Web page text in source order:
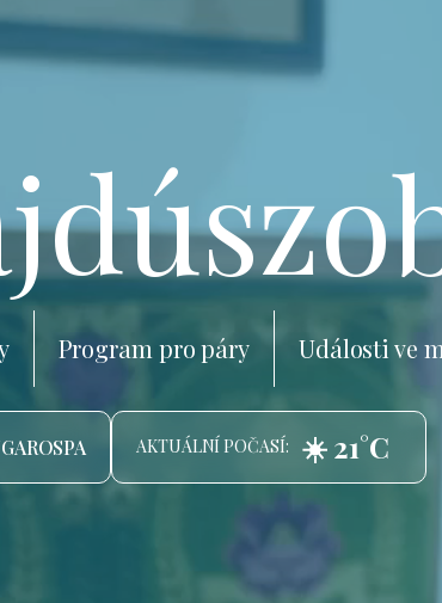
Program pro páry Události ve
AKTUÁLNÍ POČASÍ: ☀️ 21°C